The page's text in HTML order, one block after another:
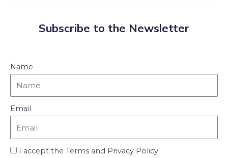
Subscribe to the Newsletter
Name
Email
I accept the Terms and Privacy Policy